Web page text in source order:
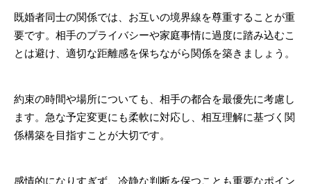
既婚者同士の関係では、お互いの境界線を尊重することが重
要です。相手のプライバシーや家庭事情に過度に踏み込むこ
とは避け、適切な距離感を保ちながら関係を築きましょう。
約束の時間や場所についても、相手の都合を最優先に考慮し
ます。急な予定変更にも柔軟に対応し、相互理解に基づく関
係構築を目指すことが大切です。
感情的になりすぎず、冷静な判断を保つことも重要なポイン